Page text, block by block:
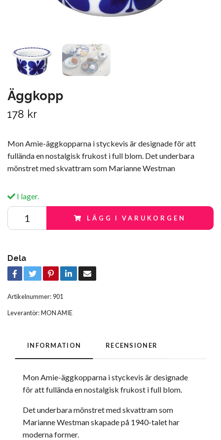
Äggkopp
178 kr
Mon Amie-äggkopparna i styckevis är designade för att
fullända en nostalgisk frukost i full blom. Det underbara
mönstret med skvattram som Marianne Westman
I lager.
LÄGG I VARUKORGEN
Dela
Artikelnummer:901
Leverantör:MON AMIE
INFORMATION RECENSIONER
Mon Amie-äggkopparna i styckevis är designade
för att fullända en nostalgisk frukost i full blom.
Det underbara mönstret med skvattram som
Marianne Westman skapade på 1940-talet har
moderna former.